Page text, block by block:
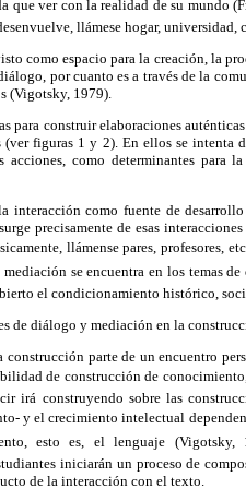
ver con la realidad de su mundo
llámese hogar, universidad,
como espacio para la creación, la
por cuanto es a través de la
(Vigotsky, 1979).
para construir elaboraciones
(ver figuras 1 y 2). En ellos se intenta
como determinantes para
interacción como fuente de
precisamente de esas
llámense pares, profesores,
se encuentra en los temas de
el condicionamiento histórico,
de diálogo y mediación en la
construcción parte de un encuentro
de construcción de
irá construyendo sobre las
y el crecimiento intelectual
esto es, el lenguaje (Vigotsky,
iniciarán un proceso de
de la interacción con el texto.